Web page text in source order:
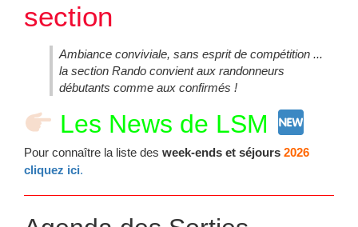
section
Ambiance conviviale, sans esprit de compétition ...
la section Rando convient aux randonneurs
débutants comme aux confirmés !
Les News de LSM
Pour connaître la liste des week-ends et séjours 2026
cliquez ici.